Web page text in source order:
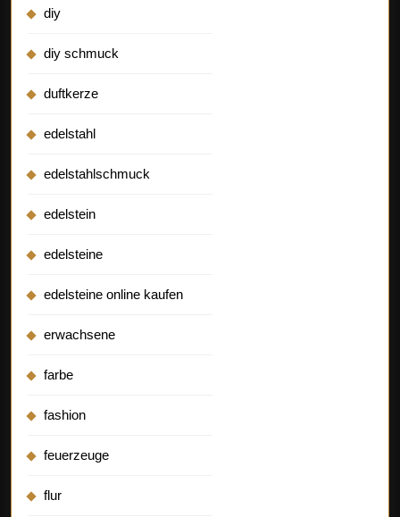
diy
diy schmuck
duftkerze
edelstahl
edelstahlschmuck
edelstein
edelsteine
edelsteine online kaufen
erwachsene
farbe
fashion
feuerzeuge
flur